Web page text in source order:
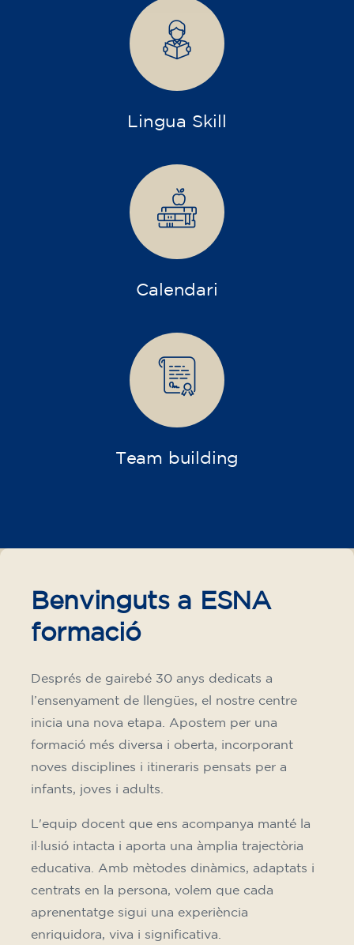
Lingua Skill
Calendari
Team building
Benvinguts a ESNA
formació
Després de gairebé 30 anys dedicats a
l’ensenyament de llengües, el nostre centre
inicia una nova etapa. Apostem per una
formació més diversa i oberta, incorporant
noves disciplines i itineraris pensats per a
infants, joves i adults.
L'equip docent que ens acompanya manté la
il·lusió intacta i aporta una àmplia trajectòria
educativa. Amb mètodes dinàmics, adaptats i
centrats en la persona, volem que cada
aprenentatge sigui una experiència
enriquidora, viva i significativa.